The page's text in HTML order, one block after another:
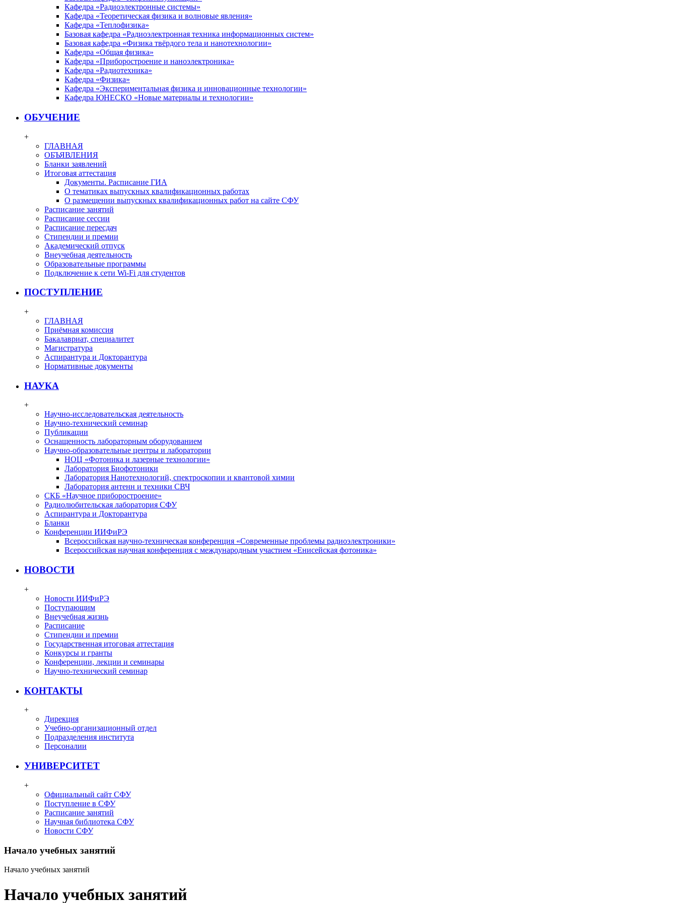
Кафедра «Радиоэлектронные системы»
Кафедра «Теоретическая физика и волновые явления»
Кафедра «Теплофизика»
Базовая кафедра «Радиоэлектронная техника информационных систем»
Базовая кафедра «Физика твёрдого тела и нанотехнологии»
Кафедра «Общая физика»
Кафедра «Приборостроение и наноэлектроника»
Кафедра «Радиотехника»
Кафедра «Физика»
Кафедра «Экспериментальная физика и инновационные технологии»
Кафедра ЮНЕСКО «Новые материалы и технологии»
ОБУЧЕНИЕ
+
ГЛАВНАЯ
ОБЪЯВЛЕНИЯ
Бланки заявлений
Итоговая аттестация
Документы. Расписание ГИА
О тематиках выпускных квалификационных работах
О размещении выпускных квалификационных работ на сайте СФУ
Расписание занятий
Расписание сессии
Расписание пересдач
Стипендии и премии
Академический отпуск
Внеучебная деятельность
Образовательные программы
Подключение к сети Wi-Fi для студентов
ПОСТУПЛЕНИЕ
+
ГЛАВНАЯ
Приёмная комиссия
Бакалавриат, специалитет
Магистратура
Аспирантура и Докторантура
Нормативные документы
НАУКА
+
Научно-исследовательская деятельность
Научно-технический семинар
Публикации
Оснащенность лабораторным оборудованием
Научно-образовательные центры и лаборатории
НОЦ «Фотоника и лазерные технологии»
Лаборатория Биофотоники
Лаборатория Нанотехнологий, спектроскопии и квантовой химии
Лаборатория антенн и техники СВЧ
СКБ «Научное приборостроение»
Радиолюбительская лаборатория СФУ
Аспирантура и Докторантура
Бланки
Конференции ИИФиРЭ
Всероссийская научно-техническая конференция «Современные проблемы радиоэлектроники»
Всероссийская научная конференция с международным участием «Енисейская фотоника»
НОВОСТИ
+
Новости ИИФиРЭ
Поступающим
Внеучебная жизнь
Расписание
Стипендии и премии
Государственная итоговая аттестация
Конкурсы и гранты
Конференции, лекции и семинары
Научно-технический семинар
КОНТАКТЫ
+
Дирекция
Учебно-организационный отдел
Подразделения института
Персоналии
УНИВЕРСИТЕТ
+
Официальный сайт СФУ
Поступление в СФУ
Расписание занятий
Научная библиотека СФУ
Новости СФУ
Начало учебных занятий
Начало учебных занятий
Начало учебных занятий